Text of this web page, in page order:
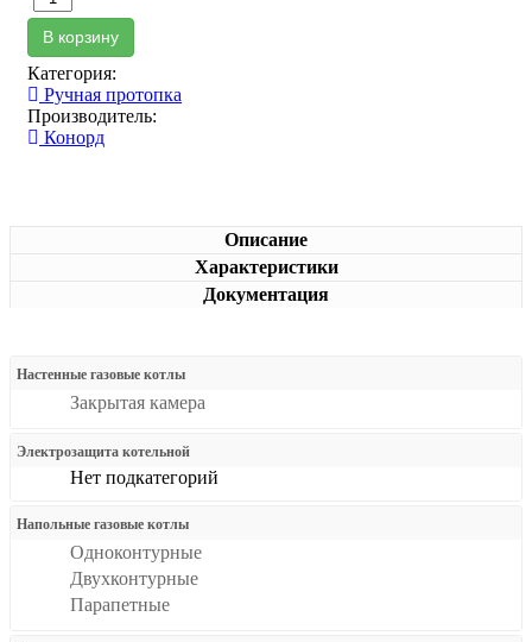
В корзину
Категория:
Ручная протопка
Производитель:
Конорд
Описание
Характеристики
Документация
Настенные газовые котлы
Закрытая камера
Электрозащита котельной
Нет подкатегорий
Напольные газовые котлы
Одноконтурные
Двухконтурные
Парапетные